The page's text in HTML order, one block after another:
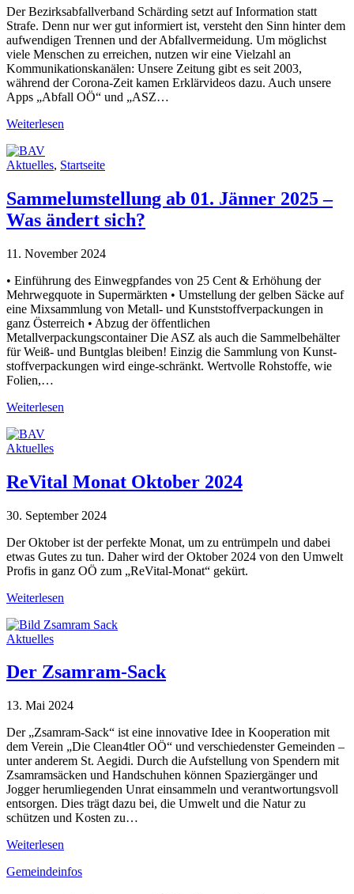
Der Bezirksabfallverband Schärding setzt auf Information statt
Strafe. Denn nur wer gut informiert ist, versteht den Sinn hinter dem
aufwendigen Trennen und der Abfallvermeidung. Um möglichst
viele Menschen zu erreichen, nutzen wir eine Vielzahl an
Kommunikationskanälen: Unsere Zeitung gibt es seit 2003,
während der Corona-Zeit kamen Erklärvideos dazu. Auch unsere
Apps „Abfall OÖ“ und „ASZ…
Weiterlesen
Aktuelles, Startseite
Sammelumstellung ab 01. Jänner 2025 –
Was ändert sich?
11. November 2024
• Einführung des Einwegpfandes von 25 Cent & Erhöhung der
Mehrwegquote in Supermärkten • Umstellung der gelben Säcke auf
eine Mixsammlung von Metall- und Kunststoffverpackungen in
ganz Österreich • Abzug der öffentlichen
Metallverpackungscontainer Die ASZ als auch die Sammelbehälter
für Weiß- und Buntglas bleiben! Einzig die Sammlung von Kunst-
stoffverpackungen wird einge-schränkt. Wertvolle Rohstoffe, wie
Folien,…
Weiterlesen
Aktuelles
ReVital Monat Oktober 2024
30. September 2024
Der Oktober ist der perfekte Monat, um zu entrümpeln und dabei
etwas Gutes zu tun. Daher wird der Oktober 2024 von den Umwelt
Profis in ganz OÖ zum „ReVital-Monat“ gekürt.
Weiterlesen
Aktuelles
Der Zsamram-Sack
13. Mai 2024
Der „Zsamram-Sack“ ist eine innovative Idee in Kooperation mit
dem Verein „Die Clean4tler OÖ“ und verschiedenster Gemeinden –
unter anderem St. Aegidi. Durch die Aufstellung von Spendern mit
Zsamramsäcken und Handschuhen können Spaziergänger und
Jogger herumliegenden Unrat einsammeln und verantwortungsvoll
entsorgen. Dies trägt dazu bei, die Umwelt und die Natur zu
schützen und Kosten zu…
Weiterlesen
Gemeindeinfos